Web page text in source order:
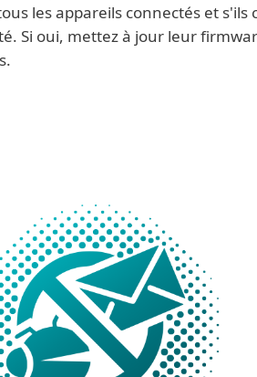
les appareils connectés et s'ils
Si oui, mettez à jour leur